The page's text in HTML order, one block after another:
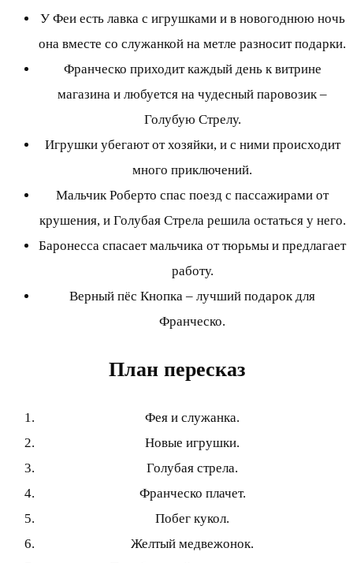
У Феи есть лавка с игрушками и в новогоднюю ночь
она вместе со служанкой на метле разносит подарки.
Франческо приходит каждый день к витрине
магазина и любуется на чудесный паровозик –
Голубую Стрелу.
Игрушки убегают от хозяйки, и с ними происходит
много приключений.
Мальчик Роберто спас поезд с пассажирами от
крушения, и Голубая Стрела решила остаться у него.
Баронесса спасает мальчика от тюрьмы и предлагает
работу.
Верный пёс Кнопка – лучший подарок для
Франческо.
План пересказ
Фея и служанка.
Новые игрушки.
Голубая стрела.
Франческо плачет.
Побег кукол.
Желтый медвежонок.